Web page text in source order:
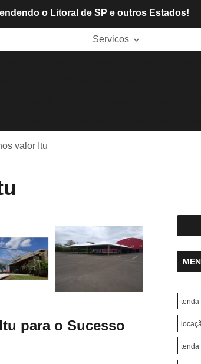
o Litoral de SP e outros Estados!
Servicos
valor Itu
para o Sucesso
tenda
tenda